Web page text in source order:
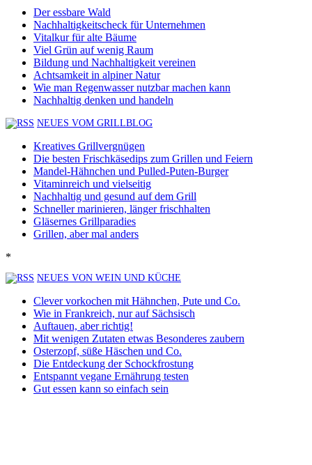
Der essbare Wald
Nachhaltigkeitscheck für Unternehmen
Vitalkur für alte Bäume
Viel Grün auf wenig Raum
Bildung und Nachhaltigkeit vereinen
Achtsamkeit in alpiner Natur
Wie man Regenwasser nutzbar machen kann
Nachhaltig denken und handeln
NEUES VOM GRILLBLOG
Kreatives Grillvergnügen
Die besten Frischkäsedips zum Grillen und Feiern
Mandel-Hähnchen und Pulled-Puten-Burger
Vitaminreich und vielseitig
Nachhaltig und gesund auf dem Grill
Schneller marinieren, länger frischhalten
Gläsernes Grillparadies
Grillen, aber mal anders
*
NEUES VON WEIN UND KÜCHE
Clever vorkochen mit Hähnchen, Pute und Co.
Wie in Frankreich, nur auf Sächsisch
Auftauen, aber richtig!
Mit wenigen Zutaten etwas Besonderes zaubern
Osterzopf, süße Häschen und Co.
Die Entdeckung der Schockfrostung
Entspannt vegane Ernährung testen
Gut essen kann so einfach sein